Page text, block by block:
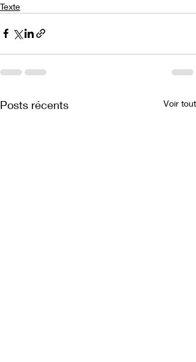
Texte
Posts récents Voir tout